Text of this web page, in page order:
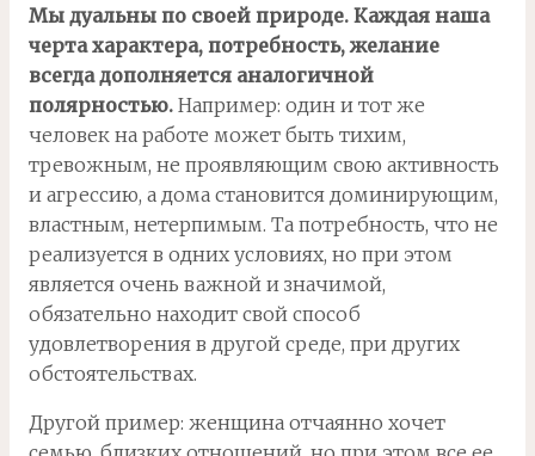
Мы дуальны по своей природе. Каждая наша
черта характера, потребность, желание
всегда дополняется аналогичной
полярностью. Например: один и тот же
человек на работе может быть тихим,
тревожным, не проявляющим свою активность
и агрессию, а дома становится доминирующим,
властным, нетерпимым. Та потребность, что не
реализуется в одних условиях, но при этом
является очень важной и значимой,
обязательно находит свой способ
удовлетворения в другой среде, при других
обстоятельствах.
Другой пример: женщина отчаянно хочет